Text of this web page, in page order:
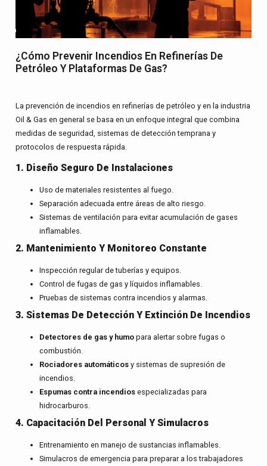
¿Cómo Prevenir Incendios En Refinerías De
Petróleo Y Plataformas De Gas?
La prevención de incendios en refinerías de petróleo y en la industria
Oil & Gas en general se basa en un enfoque integral que combina
medidas de seguridad, sistemas de detección temprana y
protocolos de respuesta rápida.
1. Diseño Seguro De Instalaciones
Uso de materiales resistentes al fuego.
Separación adecuada entre áreas de alto riesgo.
Sistemas de ventilación para evitar acumulación de gases
inflamables.
2. Mantenimiento Y Monitoreo Constante
Inspección regular de tuberías y equipos.
Control de fugas de gas y líquidos inflamables.
Pruebas de sistemas contra incendios y alarmas.
3. Sistemas De Detección Y Extinción De Incendios
Detectores de gas y humopara alertar sobre fugas o
combustión.
Rociadores automáticosy sistemas de supresión de
incendios.
Espumas contra incendiosespecializadas para
hidrocarburos.
4. Capacitación Del Personal Y Simulacros
Entrenamiento en manejo de sustancias inflamables.
Simulacros de emergencia para preparar a los trabajadores